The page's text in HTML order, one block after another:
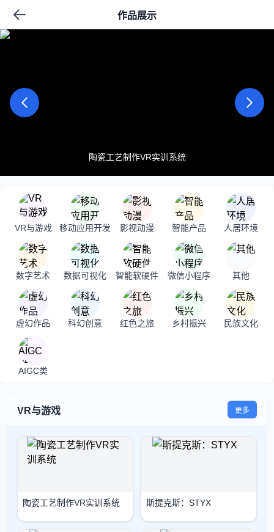
作品展示
陶瓷工艺制作VR实训系统
VR与游戏 移动应用开发 影视动漫 智能产品 人居环境
数字艺术 数据可视化 智能软硬件 微信小程序 其他
虚幻作品 科幻创意 红色之旅 乡村振兴 民族文化
AIGC类
VR与游戏 更多
陶瓷工艺制作VR实训系统 斯提克斯：STYX